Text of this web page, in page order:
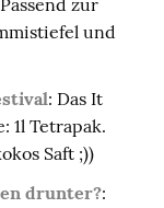
und
: Das It
1l Tetrapak.
Saft ;))
drunter?: